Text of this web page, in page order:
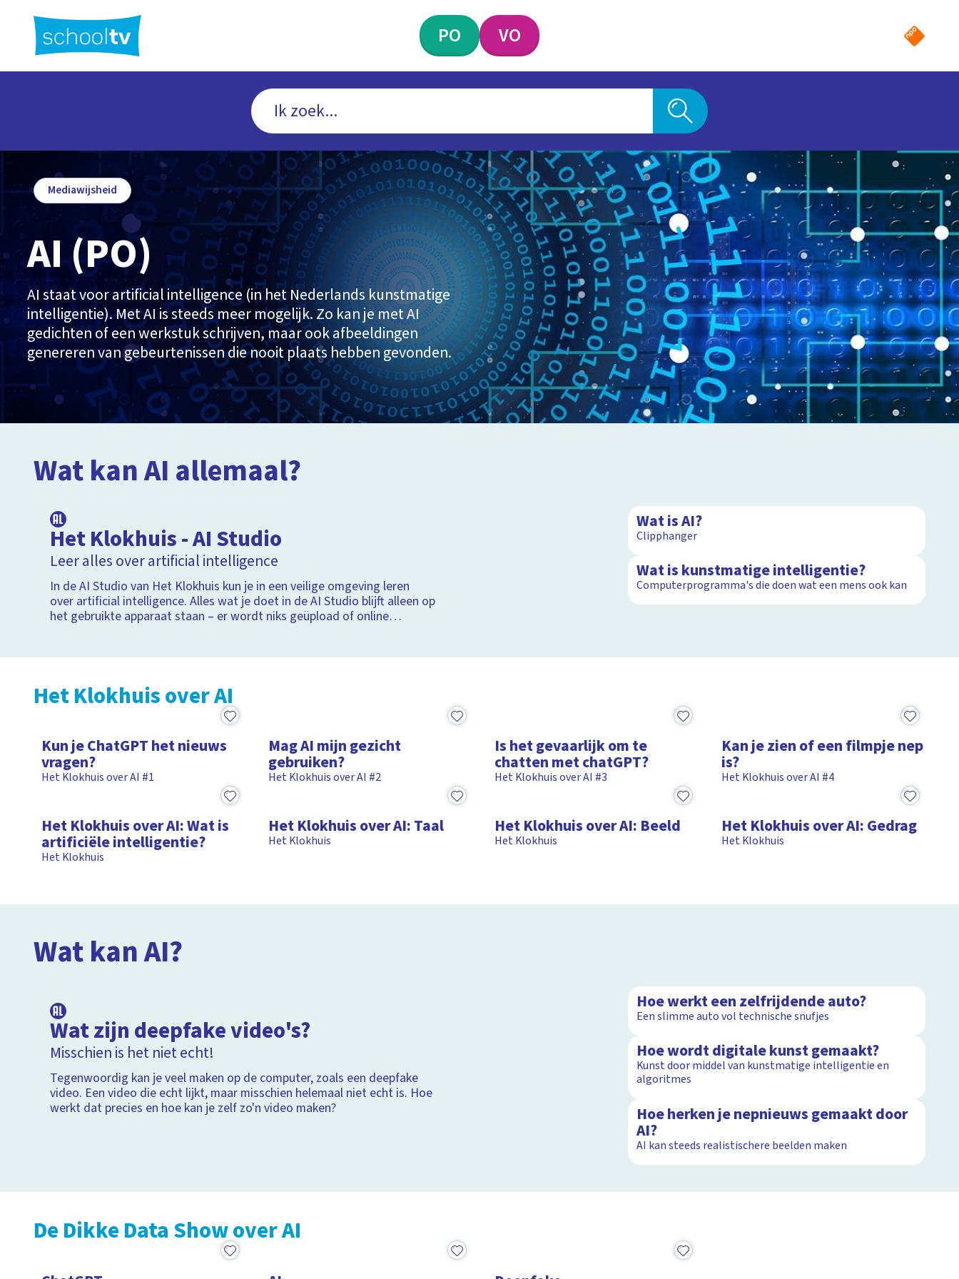
hoofdinhoud
PO VO
Mediawijsheid
AI (PO)
AI staat voor artificial intelligence (in het Nederlands kunstmatige
intelligentie). Met AI is steeds meer mogelijk. Zo kan je met AI
gedichten of een werkstuk schrijven, maar ook afbeeldingen
genereren van gebeurtenissen die nooit plaats hebben gevonden.
Wat kan AI allemaal?
Het Klokhuis - AI Studio
Leer alles over artificial intelligence
In de AI Studio van Het Klokhuis kun je in een veilige omgeving leren
over artificial intelligence. Alles wat je doet in de AI Studio blijft alleen op
het gebruikte apparaat staan – er wordt niks geüpload of online
Schoolplaat
Wat is AI?
Clipphanger
Wat is kunstmatige intelligentie?
Computerprogramma's die doen wat een mens ook kan
1:24
Het Klokhuis over AI
Kun je ChatGPT het nieuws
vragen?
Het Klokhuis over AI #1
Mag AI mijn gezicht
gebruiken?
Het Klokhuis over AI #2
Is het gevaarlijk om te
chatten met chatGPT?
Het Klokhuis over AI #3
Kan je zien of een filmpje nep
is?
Het Klokhuis over AI #4
Het Klokhuis over AI: Wat is
artificiële intelligentie?
Het Klokhuis
Het Klokhuis over AI: Taal
Het Klokhuis
Het Klokhuis over AI: Beeld
Het Klokhuis
Het Klokhuis over AI: Gedrag
Het Klokhuis
Wat kan AI?
Wat zijn deepfake video's?
Misschien is het niet echt!
Tegenwoordig kan je veel maken op de computer, zoals een deepfake
video. Een video die echt lijkt, maar misschien helemaal niet echt is. Hoe
werkt dat precies en hoe kan je zelf zo'n video maken?
Hoe werkt een zelfrijdende auto?
Een slimme auto vol technische snufjes
Hoe wordt digitale kunst gemaakt?
Kunst door middel van kunstmatige intelligentie en
algoritmes
2:57
Hoe herken je nepnieuws gemaakt door
AI?
AI kan steeds realistischere beelden maken
1:31
De Dikke Data Show over AI